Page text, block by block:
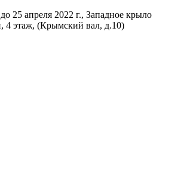
25 апреля 2022 г., Западное крыло
4 этаж, (Крымский вал, д.10)